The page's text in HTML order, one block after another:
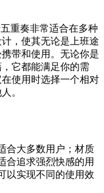
重奏非常适合在多种
，使其无论是上班途
带和使用。无论你是
它都能满足你的需
使用时选择一个相对
。
合大多数用户；材质
合追求强烈快感的用
以实现不同的使用效